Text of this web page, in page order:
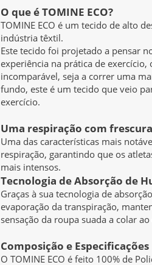
O que é TOMINE ECO?
TOMINE ECO é um tecido de alto
indústria têxtil.
Este tecido foi projetado a pensar
experiência na prática de
incomparável, seja a correr uma
fundo, este é um tecido que veio
exercício.
Uma respiração com frescura
Uma das características mais
respiração, garantindo que os
mais intensos.
Tecnologia de Absorção de
Graças à sua tecnologia de
evaporação da transpiração,
sensação da roupa suada a colar
Composição e Especificações
O TOMINE ECO é feito 100% de